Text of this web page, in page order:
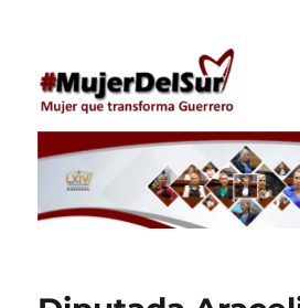
Araceli Ocampo